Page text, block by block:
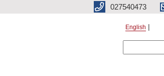
027540473
English